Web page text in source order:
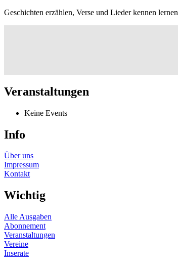
Geschichten erzählen, Verse und Lieder kennen
Veranstaltungen
Keine Events
Info
Über uns
Impressum
Kontakt
Wichtig
Alle Ausgaben
Abonnement
Veranstaltungen
Vereine
Inserate